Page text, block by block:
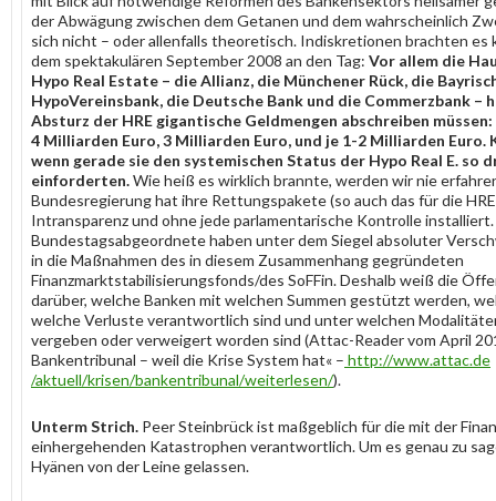
der Abwägung zwischen dem Getanen und dem wahrscheinlich
sich nicht – oder allenfalls theoretisch. Indiskretionen brachten es
dem spektakulären September 2008 an den Tag: Vor allem die
Hypo Real Estate – die Allianz, die Münchener Rück, die
HypoVereinsbank, die Deutsche Bank und die Commerzbank –
Absturz der HRE gigantische Geldmengen abschreiben
4 Milliarden Euro, 3 Milliarden Euro, und je 1-2 Milliarden Euro.
wenn gerade sie den systemischen Status der Hypo Real E. so
einforderten.Wie heiß es wirklich brannte, werden wir nie
Bundesregierung hat ihre Rettungspakete (so auch das für die
Intransparenz und ohne jede parlamentarische Kontrolle
Bundestagsabgeordnete haben unter dem Siegel absoluter
in die Maßnahmen des in diesem Zusammenhang gegründeten
Finanzmarktstabilisierungsfonds/des SoFFin. Deshalb weiß die
darüber, welche Banken mit welchen Summen gestützt werden,
welche Verluste verantwortlich sind und unter welchen
vergeben oder verweigert worden sind (Attac-Reader vom April
Bankentribunal – weil die Krise System hat« – http://www.attac.de
/aktuell/krisen/bankentribunal/weiterlesen/).
Unterm Strich. Peer Steinbrück ist maßgeblich für die mit der
einhergehenden Katastrophen verantwortlich. Um es genau zu
Hyänen von der Leine gelassen.